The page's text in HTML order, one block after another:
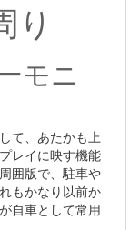
り
モニ
て、あたかも上
レイに映す機能
囲版で、駐車や
もかなり以前か
自車として常用